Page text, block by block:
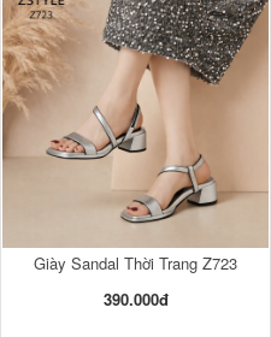
Giày Sandal Thời Trang Z723
390.000đ